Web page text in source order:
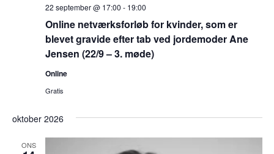
Online netværksforløb for kvinder, som er
blevet gravide efter tab ved jordemoder Ane
Jensen (22/9 – 3. møde)
22 september @ 17:00 - 19:00
Online
Gratis
oktober 2026
ONS